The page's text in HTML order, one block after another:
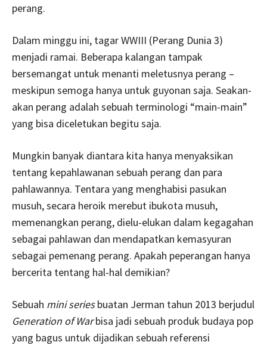
perang.
Dalam minggu ini, tagar WWIII (Perang Dunia 3)
menjadi ramai. Beberapa kalangan tampak
bersemangat untuk menanti meletusnya perang –
meskipun semoga hanya untuk guyonan saja. Seakan-
akan perang adalah sebuah terminologi “main-main”
yang bisa diceletukan begitu saja.
Mungkin banyak diantara kita hanya menyaksikan
tentang kepahlawanan sebuah perang dan para
pahlawannya. Tentara yang menghabisi pasukan
musuh, secara heroik merebut ibukota musuh,
memenangkan perang, dielu-elukan dalam kegagahan
sebagai pahlawan dan mendapatkan kemasyuran
sebagai pemenang perang. Apakah peperangan hanya
bercerita tentang hal-hal demikian?
Sebuah mini seriesbuatan Jerman tahun 2013 berjudul
Generation of Warbisa jadi sebuah produk budaya pop
yang bagus untuk dijadikan sebuah referensi